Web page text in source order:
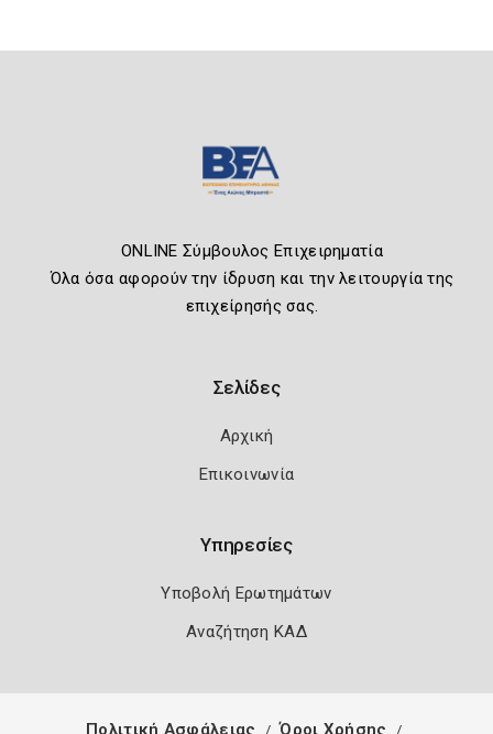
ONLINE Σύμβουλος Επιχειρηματία
Όλα όσα αφορούν την ίδρυση και την λειτουργία της
επιχείρησής σας.
Σελίδες
Αρχική
Επικοινωνία
Υπηρεσίες
Υποβολή Ερωτημάτων
Αναζήτηση ΚΑΔ
Πολιτική Ασφάλειας Όροι Χρήσης